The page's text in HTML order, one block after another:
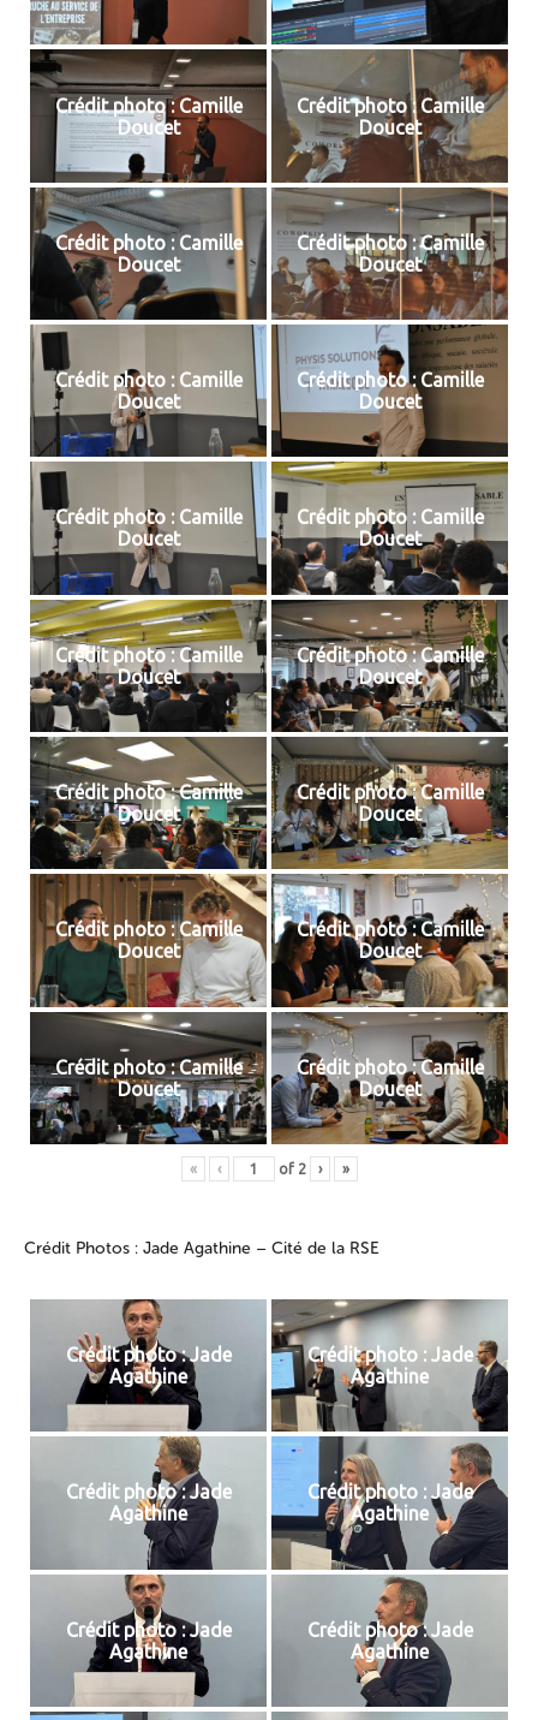
Crédit photo : Camille
Doucet
Crédit photo : Camille
Doucet
Crédit photo : Camille
Doucet
Crédit photo : Camille
Doucet
Crédit photo : Camille
Doucet
Crédit photo : Camille
Doucet
Crédit photo : Camille
Doucet
Crédit photo : Camille
Doucet
Crédit photo : Camille
Doucet
Crédit photo : Camille
Doucet
Crédit photo : Camille
Doucet
Crédit photo : Camille
Doucet
Crédit photo : Camille
Doucet
Crédit photo : Camille
Doucet
Crédit photo : Camille
Doucet
Crédit photo : Camille
Doucet
« ‹ of 2 › »
Crédit Photos : Jade Agathine – Cité de la RSE
Crédit photo : Jade
Agathine
Crédit photo : Jade
Agathine
Crédit photo : Jade
Agathine
Crédit photo : Jade
Agathine
Crédit photo : Jade
Agathine
Crédit photo : Jade
Agathine